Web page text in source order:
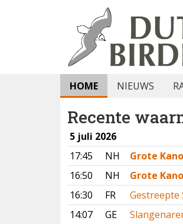
HOME NIEUWS
Recente
5 juli 2026
17:45
NH
Grote
16:50
NH
Grote
16:30
FR
14:07
GE